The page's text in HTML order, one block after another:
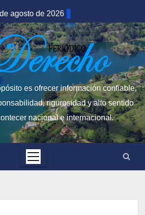
agosto de 2026
es ofrecer información confiable,
rigurosidad y alto sentido
nacional e internacional.